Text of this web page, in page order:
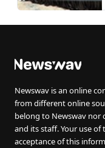
Newswav is an online
from different online
belong to Newswav nor
and its staff. Your use
acceptance of this